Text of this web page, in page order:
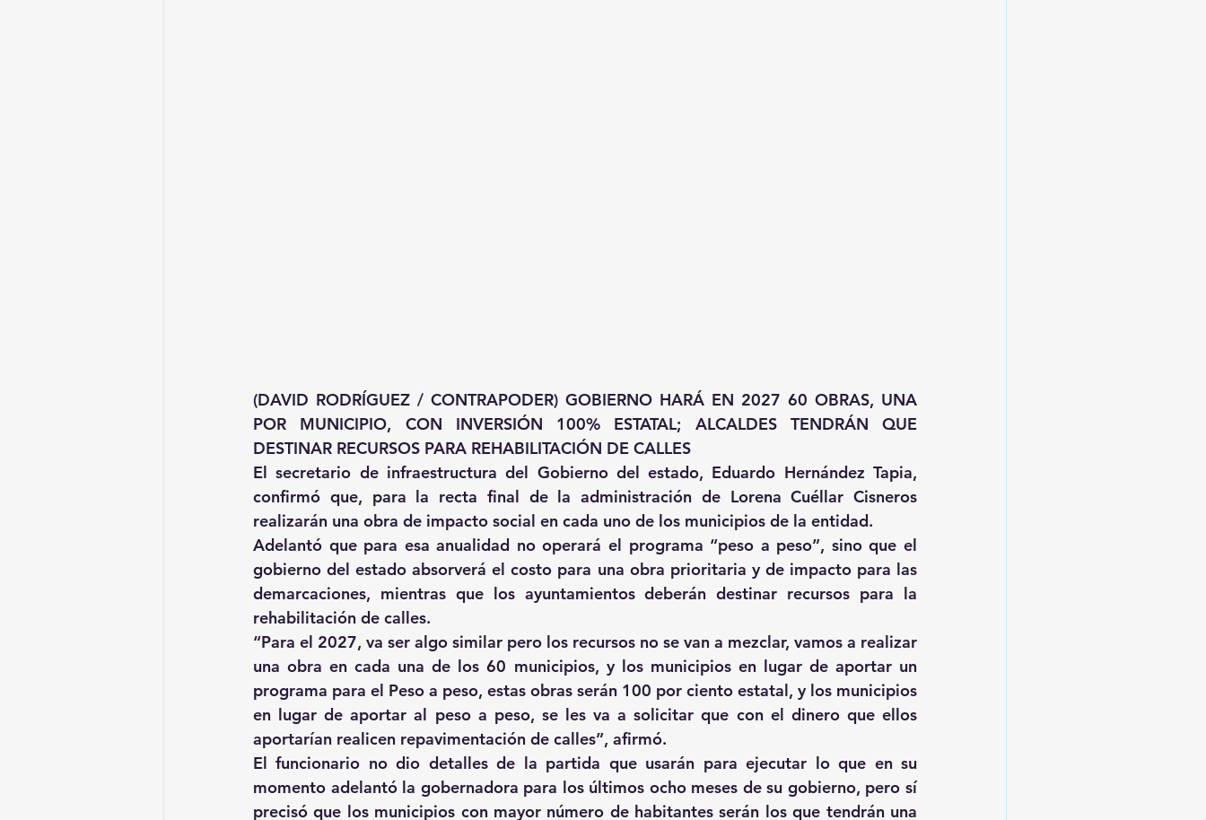
(DAVID RODRÍGUEZ / CONTRAPODER) GOBIERNO HARÁ EN 2027 60 OBRAS, UNA
POR MUNICIPIO, CON INVERSIÓN 100% ESTATAL; ALCALDES TENDRÁN QUE
DESTINAR RECURSOS PARA REHABILITACIÓN DE CALLES
El secretario de infraestructura del Gobierno del estado, Eduardo Hernández Tapia,
confirmó que, para la recta final de la administración de Lorena Cuéllar Cisneros
realizarán una obra de impacto social en cada uno de los municipios de la entidad.
Adelantó que para esa anualidad no operará el programa “peso a peso”, sino que el
gobierno del estado absorverá el costo para una obra prioritaria y de impacto para las
demarcaciones, mientras que los ayuntamientos deberán destinar recursos para la
rehabilitación de calles.
“Para el 2027, va ser algo similar pero los recursos no se van a mezclar, vamos a realizar
una obra en cada una de los 60 municipios, y los municipios en lugar de aportar un
programa para el Peso a peso, estas obras serán 100 por ciento estatal, y los municipios
en lugar de aportar al peso a peso, se les va a solicitar que con el dinero que ellos
aportarían realicen repavimentación de calles”, afirmó.
El funcionario no dio detalles de la partida que usarán para ejecutar lo que en su
momento adelantó la gobernadora para los últimos ocho meses de su gobierno, pero sí
precisó que los municipios con mayor número de habitantes serán los que tendrán una